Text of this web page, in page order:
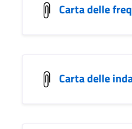
Carta delle
Carta delle